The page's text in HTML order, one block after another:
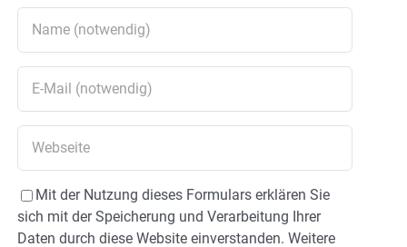
Mit der Nutzung dieses Formulars erklären Sie
sich mit der Speicherung und Verarbeitung Ihrer
Daten durch diese Website einverstanden. Weitere